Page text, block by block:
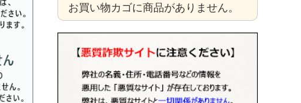
お買い物カゴに商品がありません。